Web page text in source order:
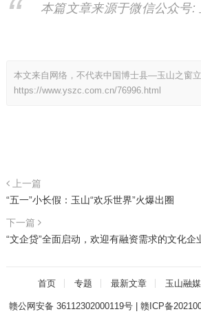
本篇文章来源于微信公众号:
本文来自网络，不代表中国博士县—玉山之窗
https://www.yszc.com.cn/76996.html
上一篇
“五一”小长假：玉山“欢乐世界”火爆出圈
下一篇
“文企贷”全面启动，欢迎有融资需求的文化企
首页 专题 最新文章 玉山融媒
赣公网安备 36112302000119号| 赣ICP备